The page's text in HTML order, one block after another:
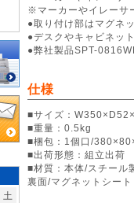
土
※マーカーやイレーサ
●取り付け部はマグネ
●デスクやキャビネッ
●弊社製品SPT-
仕様
■サイズ：
■重量：0.5kg
■梱包：1個口/
■出荷形態：組立出荷
■材質：本体/スチール
裏面/マグネットシート